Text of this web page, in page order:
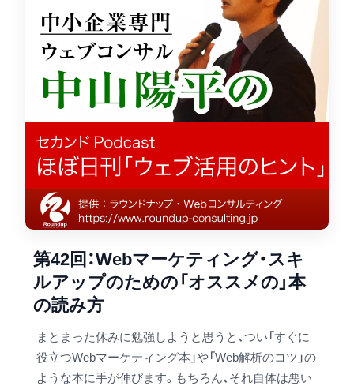
第42回：Webマーケティング・スキ
ルアップのための「オススメの」本
の読み方
まとまった休みに勉強しようと思うと、つい「すぐに
役立つWebマーケティング本」や「Web解析のコツ」の
ような本に手が伸びます。もちろん、それ自体は悪い